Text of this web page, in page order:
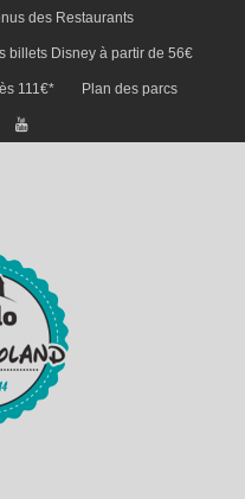
des Restaurants
billets Disney à partir de 56€
111€* Plan des parcs